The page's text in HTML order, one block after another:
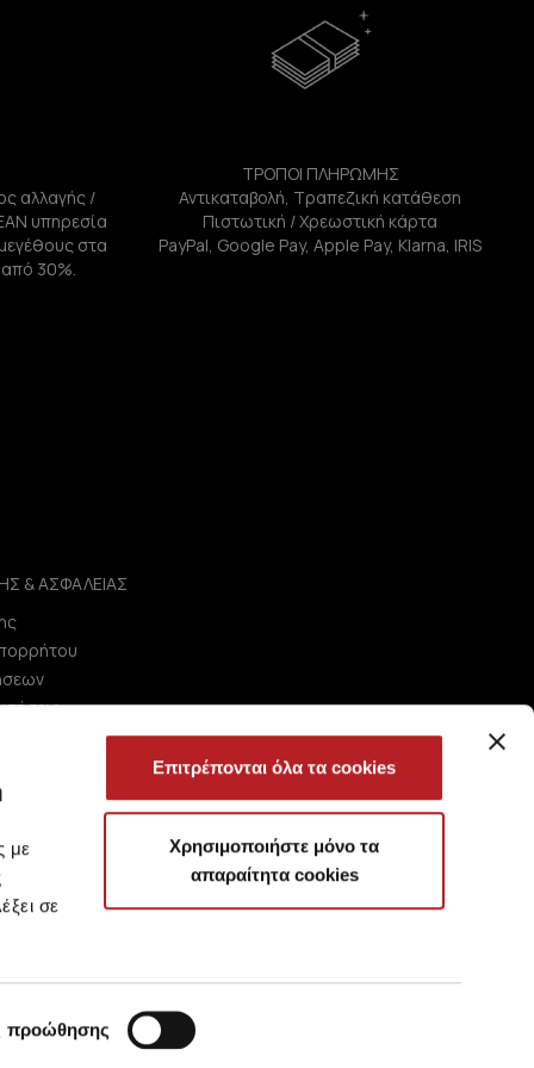
με
σε
προώθησης
Επιτρέπονται όλα τα cookies
Χρησιμοποιήστε μόνο τα
απαραίτητα cookies
αλλαγής /
υπηρεσία
στα
30%.
ΤΡΟΠΟΙ ΠΛΗΡΩΜΗΣ
Αντικαταβολή, Τραπεζική κατάθεση
Πιστωτική / Χρεωστική κάρτα
PayPal, Google Pay, Apple Pay, Klarna, IRIS
& ΑΣΦΑΛΕΙΑΣ